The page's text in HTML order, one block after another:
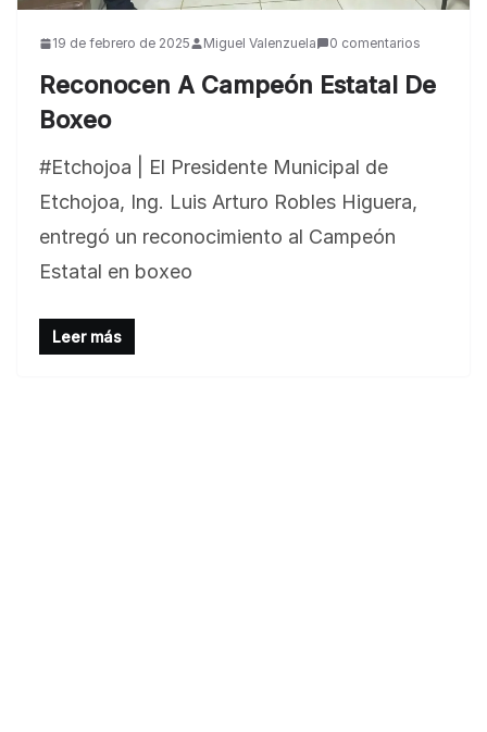
19 de febrero de 2025 Miguel Valenzuela 0 comentarios
Reconocen A Campeón Estatal De
Boxeo
#Etchojoa | El Presidente Municipal de
Etchojoa, Ing. Luis Arturo Robles Higuera,
entregó un reconocimiento al Campeón
Estatal en boxeo
Leer más
BLOG
Jose Felix Gomez Anduro rector de la UTE
Universidad Tecnológica de Etchojoa
presente en la conferencia del gobernador
importantes anuncios en el tema de salud
para la Universidad y para el municipio